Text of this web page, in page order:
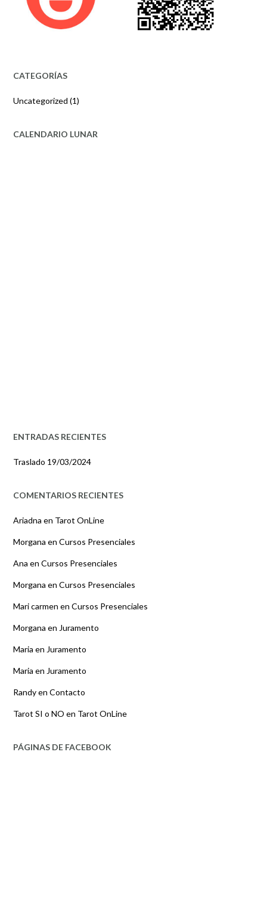
CATEGORÍAS
Uncategorized (1)
CALENDARIO LUNAR
ENTRADAS RECIENTES
Traslado 19/03/2024
COMENTARIOS RECIENTES
Ariadna en Tarot OnLine
Morgana en Cursos Presenciales
Ana en Cursos Presenciales
Morgana en Cursos Presenciales
Mari carmen en Cursos Presenciales
Morgana en Juramento
Maria en Juramento
Maria en Juramento
Randyen Contacto
Tarot SI o NO en Tarot OnLine
PÁGINAS DE FACEBOOK